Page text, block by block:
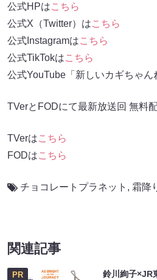
公式HPはこちら
公式X（Twitter）はこちら
公式Instagramはこちら
公式TikTokはこちら
公式YouTube「新しいカギちゃん
TVerとFODにて最新放送回 無料配
TVerはこちら
FODはこちら
チョコレートプラネット , 霜降
関連記事
PR
鈴川絢子×JR